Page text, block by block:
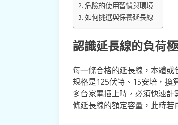
危險的使用習慣與環境
如何挑選與保養延長線
認識延長線的負荷
每一條合格的延長線，本體
規格是125伏特、15安培，換
多台家電插上時，必須快速
條延長線的額定容量，此時若